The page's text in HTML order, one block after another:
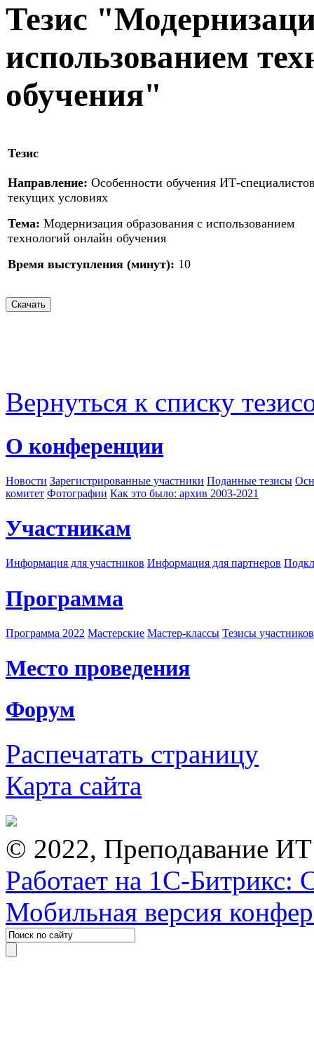
Тезис
использованием
обучения"
Тезис
Направление: Особенности обучения ИТ-
текущих условиях
Тема: Модернизация образования с использованием
технологий онлайн обучения
Время выступления (минут): 10
Вернуться к списку
О конференции
Новости Зарегистрированные участники Поданные тезисы
комитет Фотографии Как это было: архив 2003-2021
Участникам
Информация для участников Информация для партнеров
Программа
Программа 2022 Мастерские Мастер-классы Тезисы
Место проведения
Форум
Распечатать страницу
Карта сайта
© 2022, Преподавание
Работает на 1С-Битрикс:
Мобильная версия